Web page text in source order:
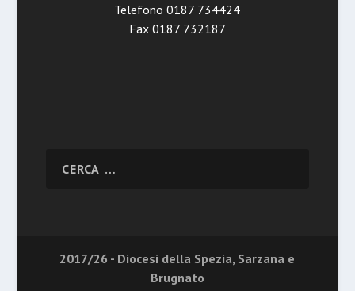
Telefono 0187 734424
Fax 0187 732187
2017/26 - Diocesi della Spezia, Sarzana e
Brugnato